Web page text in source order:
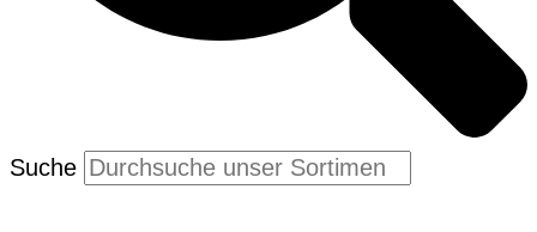
Suche